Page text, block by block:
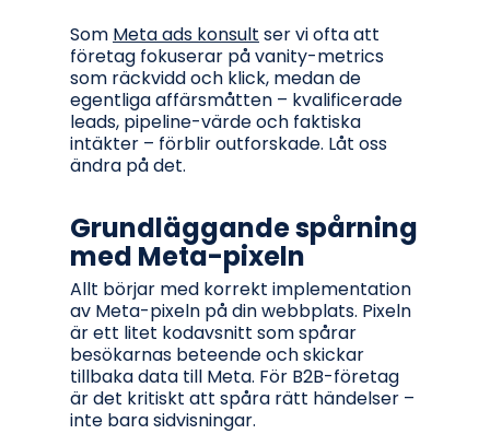
Som Meta ads konsult ser vi ofta att
företag fokuserar på vanity-metrics
som räckvidd och klick, medan de
egentliga affärsmåtten – kvalificerade
leads, pipeline-värde och faktiska
intäkter – förblir outforskade. Låt oss
ändra på det.
Grundläggande spårning
med Meta-pixeln
Allt börjar med korrekt implementation
av Meta-pixeln på din webbplats. Pixeln
är ett litet kodavsnitt som spårar
besökarnas beteende och skickar
tillbaka data till Meta. För B2B-företag
är det kritiskt att spåra rätt händelser –
inte bara sidvisningar.